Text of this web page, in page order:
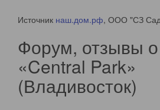
Источник наш.дом.рф, ООО "СЗ
Форум, отзывы
«Central Park»
(Владивосток)